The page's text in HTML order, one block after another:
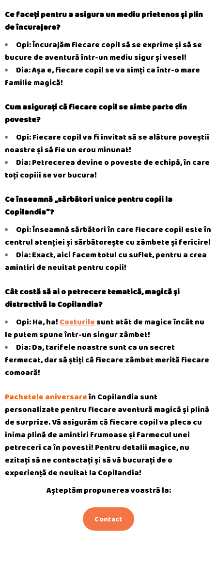
Ce faceți pentru a asigura un mediu prietenos și plin
de încurajare?
Opi: Încurajăm fiecare copil să se exprime și să se
bucure de aventură într-un mediu sigur și vesel!
Dia: Așa e, fiecare copil se va simți ca într-o mare
familie magică!
Cum asigurați că fiecare copil se simte parte din
poveste?
Opi: Fiecare copil va fi invitat să se alăture poveștii
noastre și să fie un erou minunat!
Dia: Petrecerea devine o poveste de echipă, în care
toți copiii se vor bucura!
Ce înseamnă „sărbători unice pentru copii la
Copilandia”?
Opi: Înseamnă sărbători în care fiecare copil este în
centrul atenției și sărbătorește cu zâmbete și fericire!
Dia: Exact, aici facem totul cu suflet, pentru a crea
amintiri de neuitat pentru copii!
Cât costă să ai o petrecere tematică, magică și
distractivă la Copilandia?
Opi: Ha, ha! Costurile sunt atât de magice încât nu
le putem spune într-un singur zâmbet!
Dia: Da, tarifele noastre sunt ca un secret
fermecat, dar să știți că fiecare zâmbet merită fiecare
comoară!
Pachetele aniversareîn Copilandia sunt
personalizate pentru fiecare aventură magică și plină
de surprize. Vă asigurăm că fiecare copil va pleca cu
inima plină de amintiri frumoase și farmecul unei
petreceri ca în povesti! Pentru detalii magice, nu
ezitați să ne contactați și să vă bucurați de o
experiență de neuitat la Copilandia!
Așteptăm propunerea voastră la:
Contact